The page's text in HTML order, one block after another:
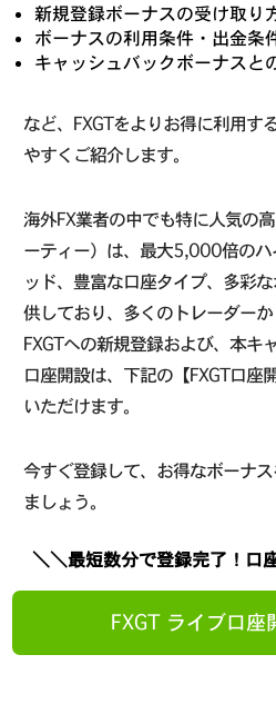
新規登録ボーナスの受け取り
ボーナスの利用条件・出金条
キャッシュバックボーナスと
など、FXGTをよりお得に利用す
やすくご紹介します。
海外FX業者の中でも特に人気の
ーティー）は、最大5,000倍の
ッド、豊富な口座タイプ、多彩
供しており、多くのトレーダーか
FXGTへの新規登録および、本キ
口座開設は、下記の【FXGT口座
いただけます。
今すぐ登録して、お得なボーナ
ましょう。
＼＼最短数分で登録完了！口
FXGT ライブ口座